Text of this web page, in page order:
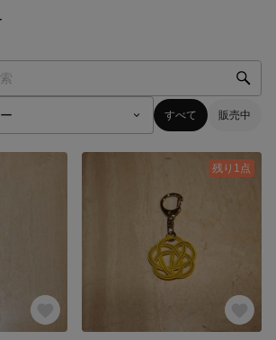
すべて 販売中
残り1点